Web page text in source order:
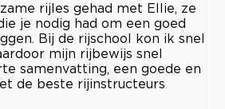
rijles gehad met Ellie, ze
je nodig had om een goed
Bij de rijschool kon ik snel
mijn rijbewijs snel
samenvatting, een goede en
de beste rijinstructeurs